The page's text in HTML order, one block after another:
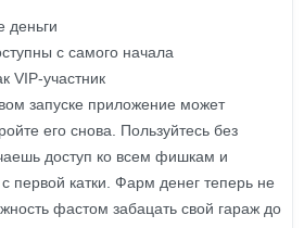
деньги
с самого начала
VIP-участник
запуске приложение может
его снова. Пользуйтесь без
доступ ко всем фишкам и
первой катки. Фарм денег теперь не
фастом забацать свой гараж до